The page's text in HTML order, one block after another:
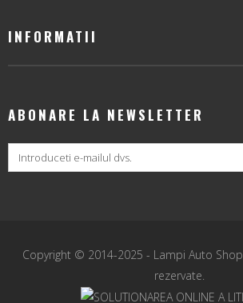
INFORMATII
ABONARE LA NEWSLETTER
Copyright © 2014-2025 - Lampi Auto Shop
rezervate.